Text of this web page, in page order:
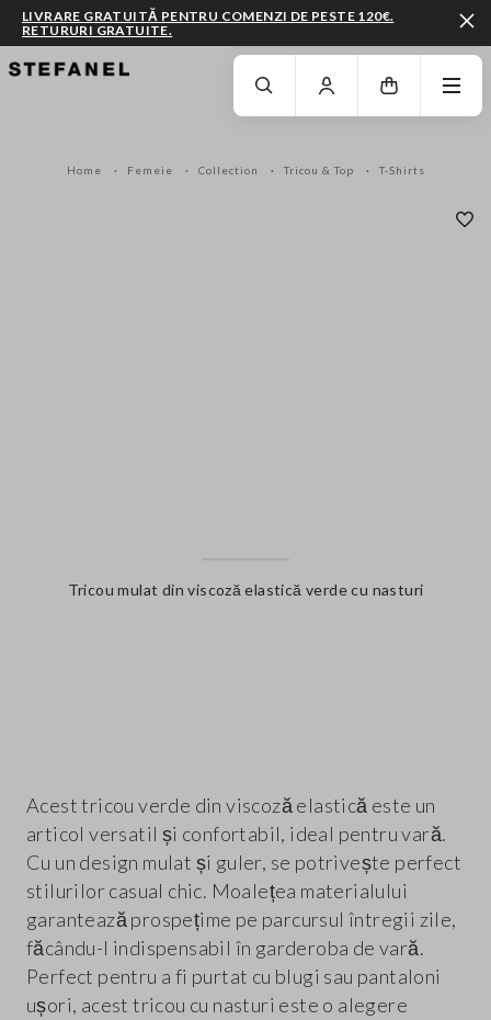
MERGI LA CONȚINUTUL PRINCIPALDERULEAZĂ ÎN JOS
LIVRARE GRATUITĂ PENTRU COMENZI DE PESTE 120€.
RETURURI GRATUITE.
Home Femeie Collection Tricou & Top T-Shirts
Tricou mulat din viscoză elastică verde cu nasturi
Acest tricou verde din viscoză elastică este un
articol versatil și confortabil, ideal pentru vară.
Cu un design mulat și guler, se potrivește perfect
stilurilor casual chic. Moalețea materialului
garantează prospețime pe parcursul întregii zile,
făcându-l indispensabil în garderoba de vară.
Perfect pentru a fi purtat cu blugi sau pantaloni
ușori, acest tricou cu nasturi este o alegere